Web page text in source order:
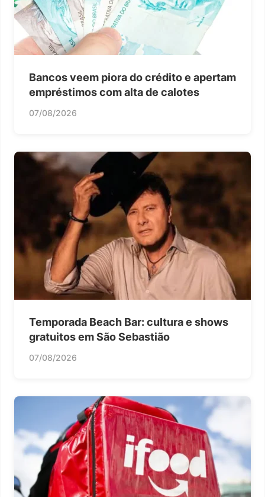
Bancos veem piora do crédito e apertam
empréstimos com alta de calotes
07/08/2026
Temporada Beach Bar: cultura e shows
gratuitos em São Sebastião
07/08/2026